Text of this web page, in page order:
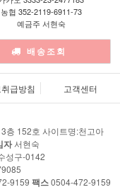
농협 352-2119-6911-73
예금주 서현숙
배송조회
급방침 고객센터
층 152호 사이트명:천고아
자서현숙
성구-0142
9159 팩스0504-472-9159